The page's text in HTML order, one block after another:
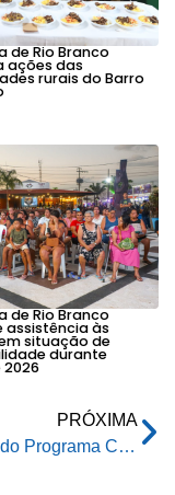
de Rio Branco
ações das
rurais do Barro
de Rio Branco
assistência às
situação de
durante
2026
PRÓXIMA
Equipes do Programa Criança Feliz participam de palestra oferecida pela Prefeitura de Rio Branco